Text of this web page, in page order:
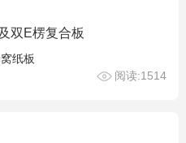
双E楞复合板
纸板
阅读:1514